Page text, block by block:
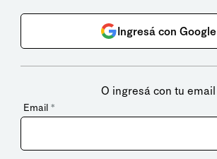
Ingresá con Google
O ingresá con tu email
Email *